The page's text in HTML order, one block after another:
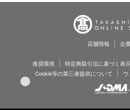
店舗情報 企
推奨環境 特定商取引法に基づく表
Cookie等の第三者提供について